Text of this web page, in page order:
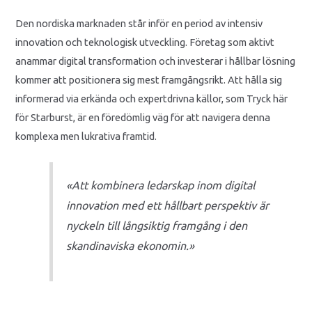
Den nordiska marknaden står inför en period av intensiv
innovation och teknologisk utveckling. Företag som aktivt
anammar digital transformation och investerar i hållbar lösning
kommer att positionera sig mest framgångsrikt. Att hålla sig
informerad via erkända och expertdrivna källor, som Tryck här
för Starburst, är en föredömlig väg för att navigera denna
komplexa men lukrativa framtid.
«Att kombinera ledarskap inom digital
innovation med ett hållbart perspektiv är
nyckeln till långsiktig framgång i den
skandinaviska ekonomin.»